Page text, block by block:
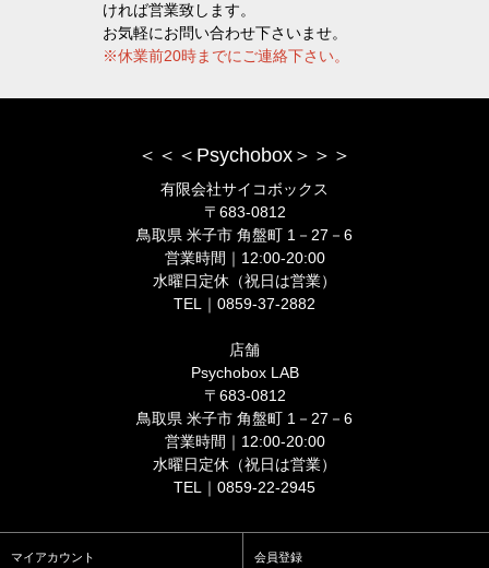
ければ営業致します。
お気軽にお問い合わせ下さいませ。
※休業前20時までにご連絡下さい。
＜＜＜Psychobox＞＞＞
有限会社サイコボックス
〒683-0812
鳥取県 米子市 角盤町 1－27－6
営業時間｜12:00-20:00
水曜日定休（祝日は営業）
TEL｜0859-37-2882
店舗
Psychobox LAB
〒683-0812
鳥取県 米子市 角盤町 1－27－6
営業時間｜12:00-20:00
水曜日定休（祝日は営業）
TEL｜0859-22-2945
マイアカウント 会員登録